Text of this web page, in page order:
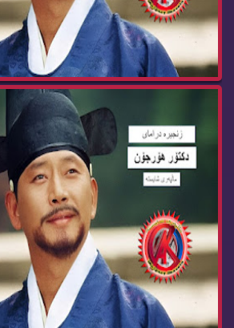
زنجیره‌ درامای دكتۆر هۆرجۆن ئه‌ڵقه‌ی 61 dktor h...
زنجیره‌ درامای دكتۆر هۆرجۆن ئه‌ڵقه‌ی 60 dktor h...